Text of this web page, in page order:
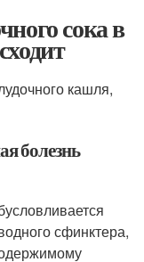
сока в
кашля,
болезнь
сфинктера,